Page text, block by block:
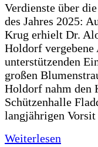
Verdienste über
des Jahres 2025:
Krug erhielt Dr.
Holdorf vergebene
unterstützenden
großen
Holdorf nahm den
Schützenhalle
langjährigen Vorsit
Weiterlesen